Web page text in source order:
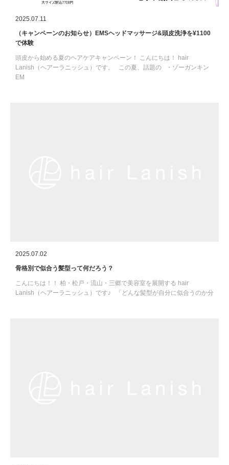
2025.07.11
（キャンペーンのお知らせ）EMSヘッドマッサージ&頭皮洗浄を¥1100
で体験
頭皮から始める夏のヘアケアキャンペーン！ こんにちは！ hair
Lanish（ヘアーラニッシュ）です。 この夏、話題の ・ゾーガンキン
EM
2025.07.02
骨格別で似合う髪型って何だろう？
こんにちは！！ 柏・松戸・流山・三郷で美容室を展開する hair
Lanish（ヘアーラニッシュ）です♪ 「どんな髪型が自分に似合うのか分